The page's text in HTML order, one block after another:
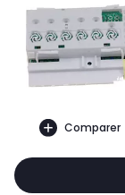
Comparer